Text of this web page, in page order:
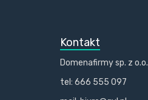
Kontakt
Domenafirmy sp. z o.o.
tel: 666 555 097